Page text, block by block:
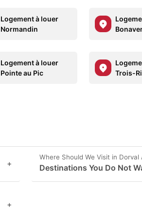
Logement à louer
Normandin
Logement à louer
Pointe au Pic
Trois-
+
Where Should We Visit in Dorval
Destinations You Do Not
+